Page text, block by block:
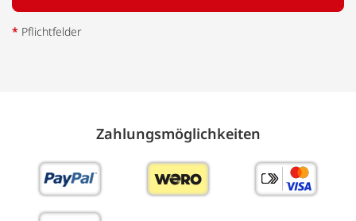
* Pflichtfelder
Zahlungs­möglich­keiten